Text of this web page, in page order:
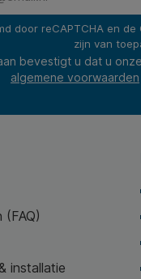
door reCAPTCHA en de
zijn van
bevestigt u dat u onze
algemene voorwaarden
(FAQ)
installatie